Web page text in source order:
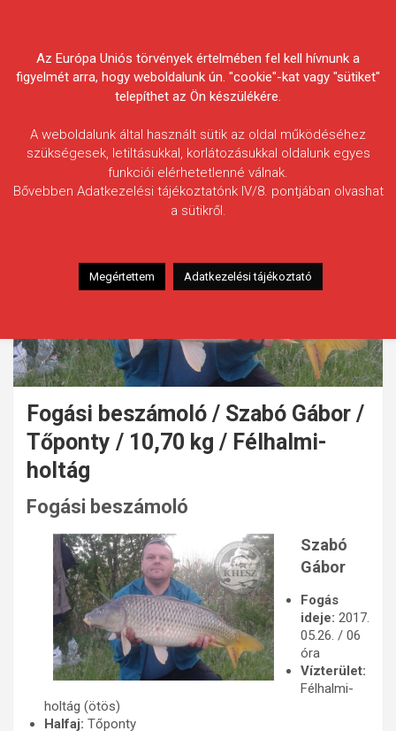
Egyesületek Szövetsége
Fogási beszámoló / Szabó Gábor /
Tőponty / 10,70 kg / Félhalmi-
holtág
Fogási beszámoló
Szabó
Gábor
Fogás
ideje: 2017.
05.26. / 06
óra
Vízterület:
Félhalmi-
holtág (ötös)
Halfaj: Tőponty
Az Európa Uniós törvények értelmében fel kell hívnunk a
figyelmét arra, hogy weboldalunk ún. "cookie"-kat vagy "sütiket"
telepíthet az Ön készülékére.
A weboldalunk által használt sütik az oldal működéséhez
szükségesek, letiltásukkal, korlátozásukkal oldalunk egyes
funkciói elérhetetlenné válnak.
Bővebben Adatkezelési tájékoztatónk IV/8. pontjában olvashat
a sütikről.
Megértettem Adatkezelési tájékoztató